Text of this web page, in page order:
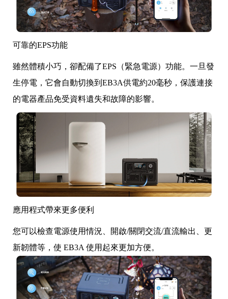
可靠的EPS功能
雖然體積小巧，卻配備了EPS（緊急電源）功能。一旦發
生停電，它會自動切換到EB3A供電約20毫秒，保護連接
的電器產品免受資料遺失和故障的影響。
應用程式帶來更多便利
您可以檢查電源使用情況、開啟/關閉交流/直流輸出、更
新韌體等，使 EB3A 使用起來更加方便。